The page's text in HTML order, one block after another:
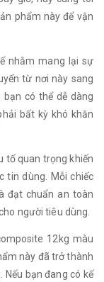
phẩm này để vận
nhằm mang lại sự
từ nơi này sang
có thể dễ dàng
bất kỳ khó khăn
tố quan trọng khiến
tin dùng. Mỗi chiếc
đạt chuẩn an toàn
người tiêu dùng.
12kg màu
này đã trở thành
bạn đang có kế